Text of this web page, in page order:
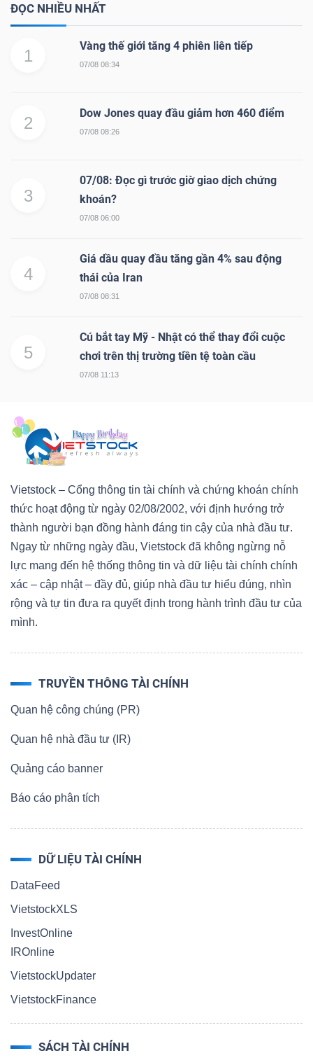
ĐỌC NHIỀU NHẤT
1
Vàng thế giới tăng 4 phiên liên tiếp
07/08 08:34
2
Dow Jones quay đầu giảm hơn 460 điểm
07/08 08:26
3
07/08: Đọc gì trước giờ giao dịch chứng
khoán?
07/08 06:00
4
Giá dầu quay đầu tăng gần 4% sau động
thái của Iran
07/08 08:31
5
Cú bắt tay Mỹ - Nhật có thể thay đổi cuộc
chơi trên thị trường tiền tệ toàn cầu
07/08 11:13
Vietstock – Cổng thông tin tài chính và chứng khoán chính
thức hoạt động từ ngày 02/08/2002, với định hướng trở
thành người bạn đồng hành đáng tin cậy của nhà đầu tư.
Ngay từ những ngày đầu, Vietstock đã không ngừng nỗ
lực mang đến hệ thống thông tin và dữ liệu tài chính chính
xác – cập nhật – đầy đủ, giúp nhà đầu tư hiểu đúng, nhìn
rộng và tự tin đưa ra quyết định trong hành trình đầu tư của
mình.
TRUYỀN THÔNG TÀI CHÍNH
Quan hệ công chúng (PR)
Quan hệ nhà đầu tư (IR)
Quảng cáo banner
Báo cáo phân tích
DỮ LIỆU TÀI CHÍNH
DataFeed
VietstockXLS
InvestOnline
IROnline
VietstockUpdater
VietstockFinance
SÁCH TÀI CHÍNH